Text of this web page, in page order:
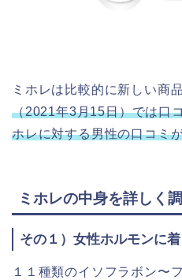
ミホレは比較的に新しい商
（2021年3月15日）では口
ホレに対する男性の口コミ
ミホレの中身を詳しく
その１）女性ホルモンに着
１１種類のイソフラボン〜